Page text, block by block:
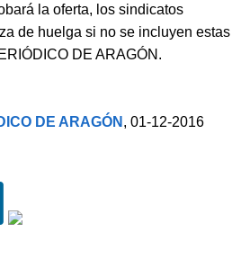
la oferta, los sindicatos
de huelga si no se incluyen estas
DE ARAGÓN.
DE ARAGÓN , 01-12-2016